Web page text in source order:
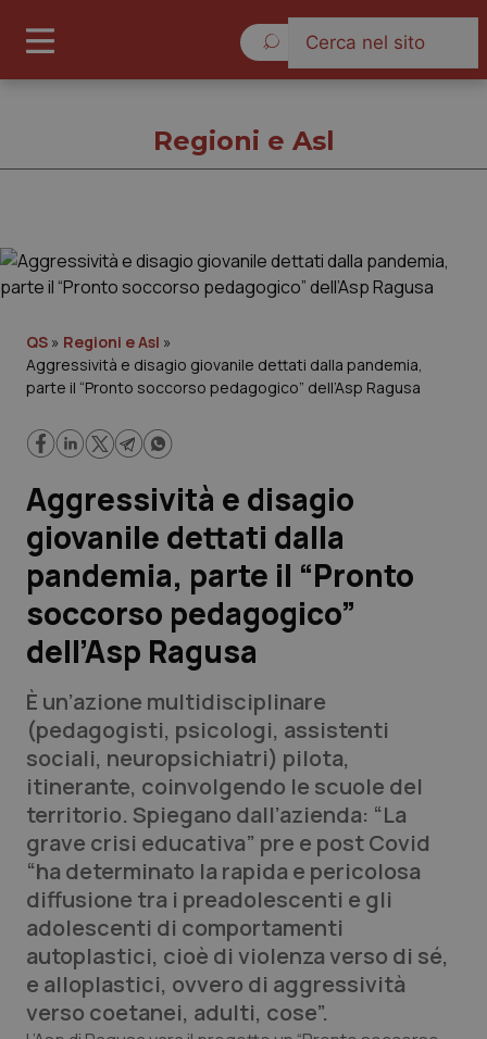
Governo e Parlamento
Regioni e Asl
Lavoro e Professioni
Scienza e Farmaci
Studi e Analisi
Lettere al direttore
Edizioni Regionali
QS Pro
Professionisti Sanitari.AI
Abruzzo
Basilicata
Calabria
QS Pro Gold
Artrite & artrosi
Asma & BPCO
QS Club Newsletter
Regioni e Asl
QS » Regioni e Asl »
Aggressività e disagio giovanile dettati dalla pandemia,
parte il “Pronto soccorso pedagogico” dell’Asp Ragusa
Aggressività e disagio
giovanile dettati dalla
pandemia, parte il “Pronto
soccorso pedagogico”
dell’Asp Ragusa
È un’azione multidisciplinare
(pedagogisti, psicologi, assistenti
sociali, neuropsichiatri) pilota,
itinerante, coinvolgendo le scuole del
territorio. Spiegano dall’azienda: “La
grave crisi educativa” pre e post Covid
“ha determinato la rapida e pericolosa
diffusione tra i preadolescenti e gli
adolescenti di comportamenti
autoplastici, cioè di violenza verso di sé,
e alloplastici, ovvero di aggressività
verso coetanei, adulti, cose”.